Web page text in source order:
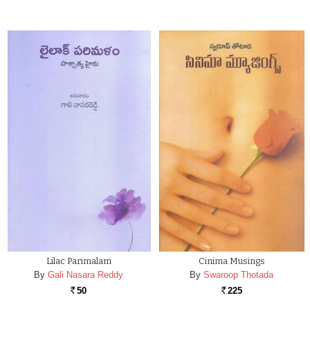
Lilac Parimalam
By Gali Nasara Reddy
Rs. 50
Cinima Musings
By Swaroop Thotada
Rs. 225